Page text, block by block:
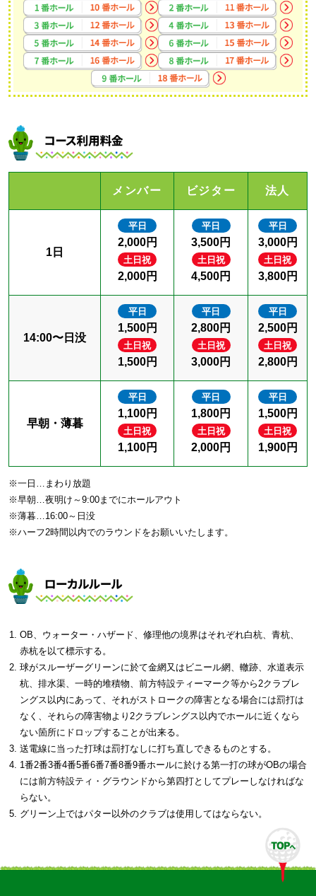
メンバー ビジター 法人
1日
平日
2,000円
土日祝
2,000円
平日
3,500円
土日祝
4,500円
平日
3,000円
土日祝
3,800円
14:00〜日没
平日
1,500円
土日祝
1,500円
平日
2,800円
土日祝
3,000円
平日
2,500円
土日祝
2,800円
早朝・薄暮
平日
1,100円
土日祝
1,100円
平日
1,800円
土日祝
2,000円
平日
1,500円
土日祝
1,900円
※一日…まわり放題
※早朝…夜明け～9:00までにホールアウト
※薄暮…16:00～日没
※ハーフ2時間以内でのラウンドをお願いいたします。
OB、ウォーター・ハザード、修理他の境界はそれぞれ白杭、青杭、
赤杭を以て標示する。
球がスルーザーグリーンに於て金網又はビニール網、轍跡、水道表示
杭、排水渠、一時的堆積物、前方特設ティーマーク等から2クラブレ
ングス以内にあって、それがストロークの障害となる場合には罰打は
なく、それらの障害物より2クラブレングス以内でホールに近くなら
ない箇所にドロップすることが出来る。
送電線に当った打球は罰打なしに打ち直しできるものとする。
1番2番3番4番5番6番7番8番9番ホールに於ける第一打の球がOBの場合
には前方特設ティ・グラウンドから第四打としてプレーしなければな
らない。
グリーン上ではパター以外のクラブは使用してはならない。